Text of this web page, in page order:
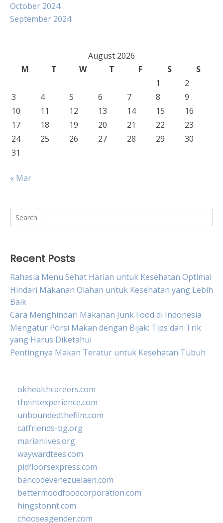
October 2024
September 2024
August 2026
M
T W T F S
S
1
2
3
4 5 6 7 8
9
10
11 12 13 14 15
16
17
18 19 20 21 22
23
24
25 26 27 28 29
30
31
« Mar
Search
for:
Recent Posts
Rahasia Menu Sehat Harian untuk Kesehatan Optimal
Hindari Makanan Olahan untuk Kesehatan yang Lebih
Baik
Cara Menghindari Makanan Junk Food di Indonesia
Mengatur Porsi Makan dengan Bijak: Tips dan Trik
yang Harus Diketahui
Pentingnya Makan Teratur untuk Kesehatan Tubuh
okhealthcareers.com
theintexperience.com
unboundedthefilm.com
catfriends-bg.org
marianlives.org
waywardtees.com
pidfloorsexpress.com
bancodevenezuelaen.com
bettermoodfoodcorporation.com
hingstonnt.com
chooseagender.com